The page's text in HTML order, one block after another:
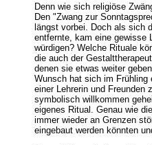
Denn wie sich religiöse
Den "Zwang zur
längst vorbei. Doch als sich
entfernte, kam eine gewisse
würdigen? Welche Rituale
die auch der
denen sie etwas weiter
Wunsch hat sich im Frühling
einer Lehrerin und Freunden
symbolisch willkommen
eigenes Ritual. Genau wie
immer wieder an Grenzen
eingebaut werden könnten